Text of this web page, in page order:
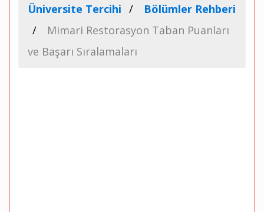
Üniversite Tercihi
Bölümler Rehberi
Mimari Restorasyon Taban Puanları
ve Başarı Sıralamaları